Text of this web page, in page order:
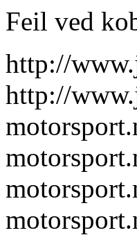
Feil ved
http://
http://